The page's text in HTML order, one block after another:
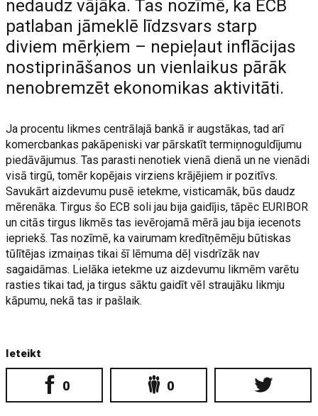
nedaudz vājāka. Tas nozīmē, ka ECB
patlaban jāmeklē līdzsvars starp
diviem mērķiem – nepieļaut inflācijas
nostiprināšanos un vienlaikus pārāk
nenobremzēt ekonomikas aktivitāti.
Ja procentu likmes centrālajā bankā ir augstākas, tad arī
komercbankas pakāpeniski var pārskatīt termiņnoguldījumu
piedāvājumus. Tas parasti nenotiek vienā dienā un ne vienādi
visā tirgū, tomēr kopējais virziens krājējiem ir pozitīvs.
Savukārt aizdevumu pusē ietekme, visticamāk, būs daudz
mērenāka. Tirgus šo ECB soli jau bija gaidījis, tāpēc EURIBOR
un citās tirgus likmēs tas ievērojamā mērā jau bija iecenots
iepriekš. Tas nozīmē, ka vairumam kredītņēmēju būtiskas
tūlītējas izmaiņas tikai šī lēmuma dēļ visdrīzāk nav
sagaidāmas. Lielāka ietekme uz aizdevumu likmēm varētu
rasties tikai tad, ja tirgus sāktu gaidīt vēl straujāku likmju
kāpumu, nekā tas ir pašlaik.
Ieteikt
0 0